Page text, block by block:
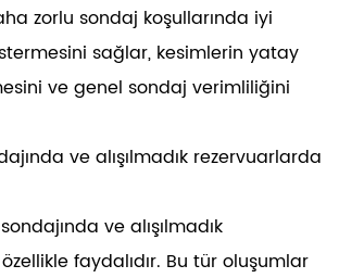
zorlu sondaj koşullarında iyi
sağlar, kesimlerin yatay
ve genel sondaj verimliliğini
​​ve alışılmadık rezervuarlarda
​​ve alışılmadık
faydalıdır. Bu tür oluşumlar